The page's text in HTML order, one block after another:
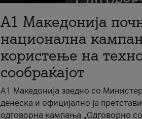
A1 Македонија
национална
користење на
сообраќајот
A1 Македонија заедно со
денеска и официјално ја
одговорна кампања „Одговорно